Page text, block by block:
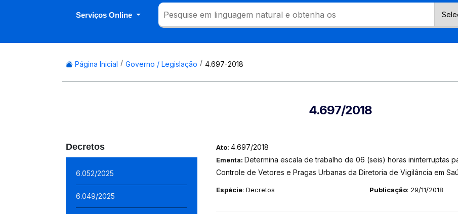
Serviços Online
Página Inicial Governo / Legislação 4.697-2018
4.697/2018
Decretos
6.052/2025
6.049/2025
Ato: 4.697/2018
Ementa: Determina escala de trabalho de 06 (seis) horas ininterruptas
Controle de Vetores e Pragas Urbanas da Diretoria de Vigilância em
Espécie: Decretos Publicação: 29/11/2018